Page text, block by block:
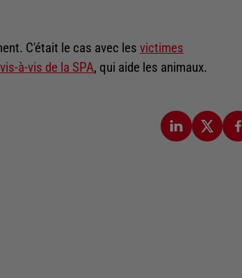
C'était le cas avec les victimes
vis-à-vis de la SPA, qui aide les animaux.